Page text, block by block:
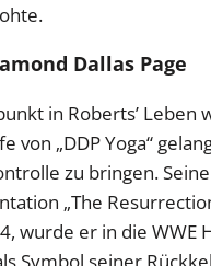
Dallas Page
in Roberts’ Leben
von „DDP Yoga“
zu bringen.
„The
wurde er in die